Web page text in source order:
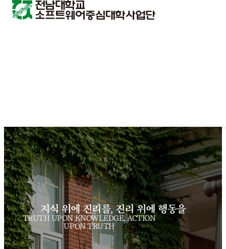
지식 위에 진리를, 진리 위에 행동을
TRUTH UPON KNOWLEDGE, ACTION
UPON TRUTH